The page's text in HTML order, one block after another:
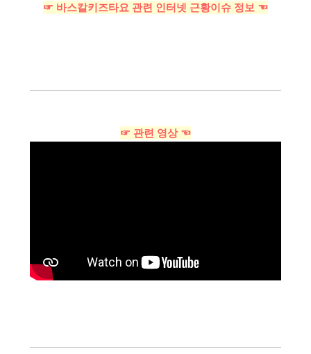
☞ 바스칼키즈타요 관련 인터넷 근황이슈 정보 ☜
☞ 관련 영상 ☜